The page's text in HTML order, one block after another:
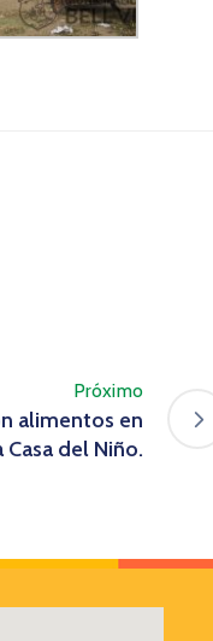
Próximo
alimentos en
Casa del Niño.